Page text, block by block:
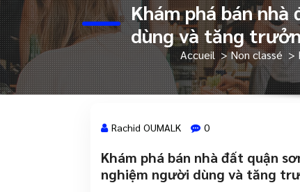
Khám phá bán
dùng và tăng
Accueil>Non classé>
30 Août, 2024
Rachid OUMALK 0
Khám phá bán nhà đất quận
nghiệm người dùng và tăng